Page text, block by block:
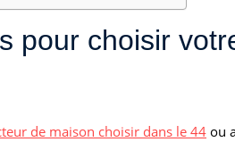
pour choisir
de maison choisir dans le 44 ou